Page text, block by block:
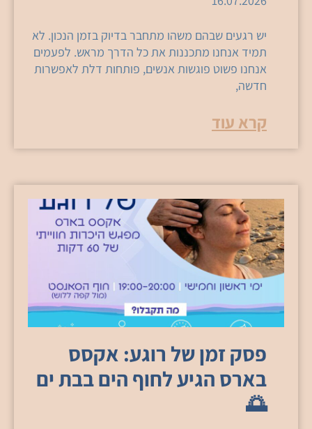
יש רגעים שבהם משהו מתחבר בדיוק בזמן הנכון. לא
תמיד אנחנו מתכננות את כל הדרך מראש. לפעמים
אנחנו פשוט פוגשות אנשים, פותחות דלת לאפשרות
חדשה,
קרא עוד
פסק זמן של רוגע: אקסס
בארס הגיע לחוף הים בבת ים
🌅